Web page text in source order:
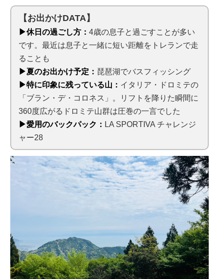
【お出かけDATA】
▶休日の過ごし方：4歳の息子と過ごすことが多い
です。最近は息子と一緒に短い距離をトレランで走
ることも
▶夏のお出かけ予定： 琵琶湖でバスフィッシング
▶特に印象に残っている山： イタリア・ドロミテの
「ブラン・デ・コロネス」。リフトを降りた瞬間に
360度広がるドロミテ山群は圧巻の一言でした
▶愛用のバックパック： LA SPORTIVA チャレンジ
ャー28